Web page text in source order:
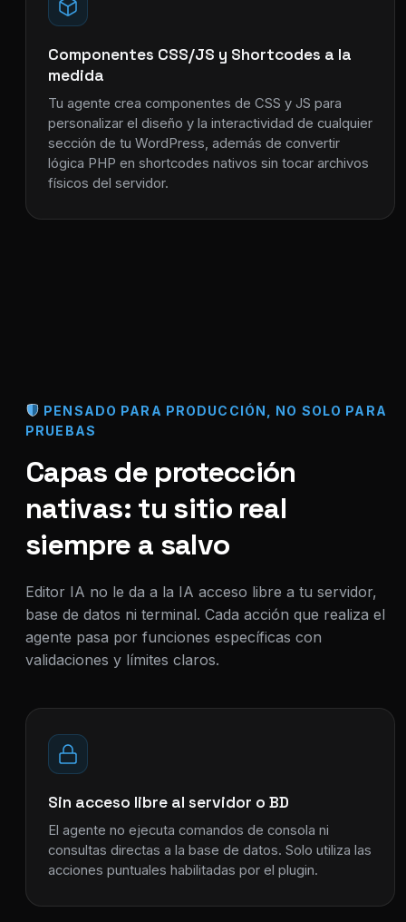
Componentes CSS/JS y Shortcodes a la
medida
Tu agente crea componentes de CSS y JS para
personalizar el diseño y la interactividad de cualquier
sección de tu WordPress, además de convertir
lógica PHP en shortcodes nativos sin tocar archivos
físicos del servidor.
PENSADO PARA PRODUCCIÓN, NO SOLO PARA
PRUEBAS
Capas de protección
nativas: tu sitio real
siempre a salvo
Editor IA no le da a la IA acceso libre a tu servidor,
base de datos ni terminal. Cada acción que realiza el
agente pasa por funciones específicas con
validaciones y límites claros.
Sin acceso libre al servidor o BD
El agente no ejecuta comandos de consola ni
consultas directas a la base de datos. Solo utiliza las
acciones puntuales habilitadas por el plugin.